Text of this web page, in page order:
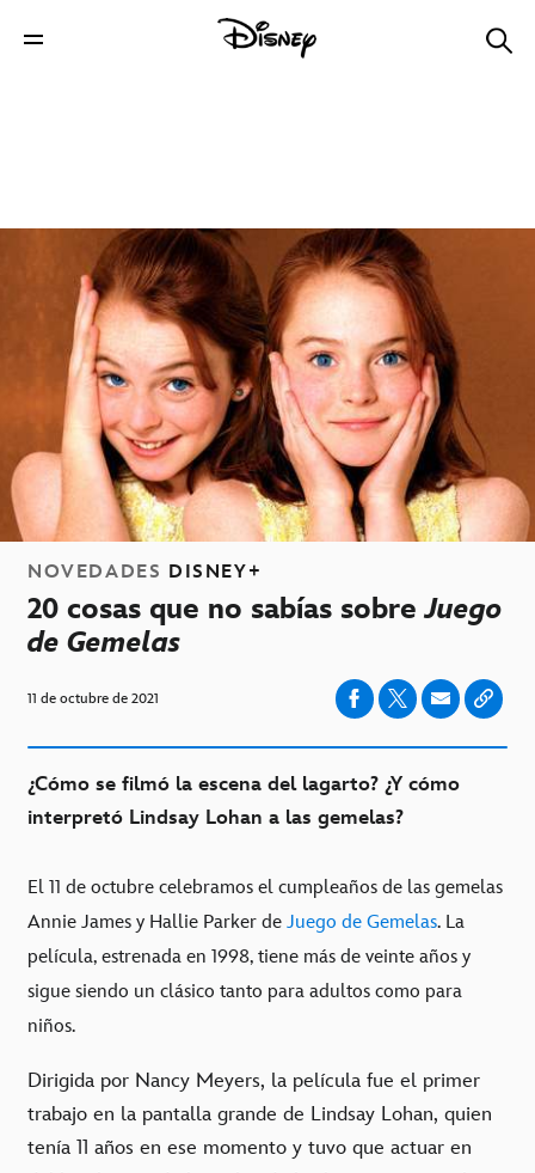
NOVEDADES DISNEY+
20 cosas que no sabías sobreJuego
de Gemelas
11 de octubre de 2021
¿Cómo se filmó la escena del lagarto? ¿Y cómo
interpretó Lindsay Lohan a las gemelas?
El 11 de octubre celebramos el cumpleaños de las gemelas
Annie James y Hallie Parker de Juego de Gemelas. La
película, estrenada en 1998, tiene más de veinte años y
sigue siendo un clásico tanto para adultos como para
niños.
Dirigida por Nancy Meyers, la película fue el primer
trabajo en la pantalla grande de Lindsay Lohan, quien
tenía 11 años en ese momento y tuvo que actuar en